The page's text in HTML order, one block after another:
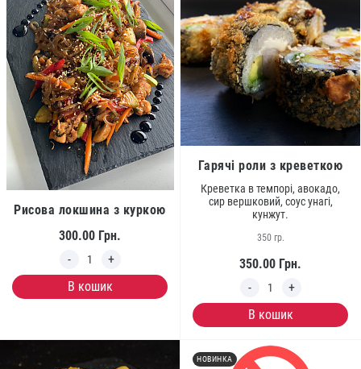
Рисова локшина з куркою
300.00 Грн.
В кошик
Гарячі роли з креветкою
Креветка в темпорі, авокадо,
сир вершковий, соус унагі,
кунжут.
350 гр.
350.00 Грн.
В кошик
НОВИНКА